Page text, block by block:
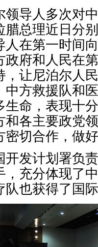
人多次对中
腊总理近日分
人在第一时间
政府和人民在
，让尼泊尔人
中方救援队和
生命，表现十
和各主要政党
密切合作，做
计划署负责
，充分体现了
队也获得了国